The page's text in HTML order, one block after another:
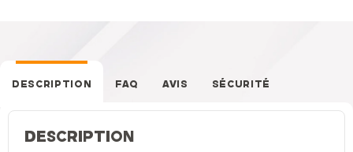
DESCRIPTION FAQ AVIS SÉCURITÉ
DESCRIPTION